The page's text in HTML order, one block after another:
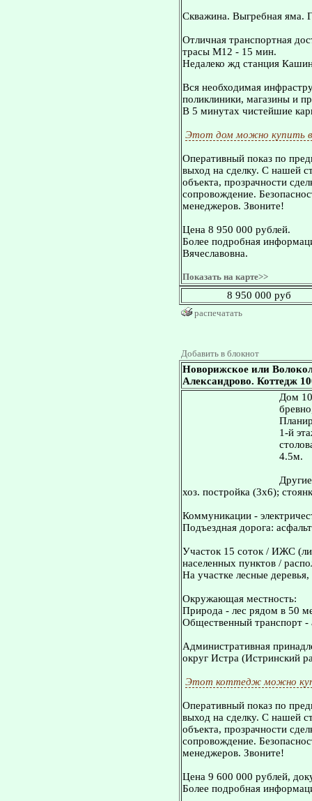
Скважина. Выгребная яма.
Отличная транспортная
трасы М12 - 15 мин.
Недалеко жд станция
Вся необходимая
поликлиники, магазины и
В 5 минутах чистейшие
Этот дом можно купить
Оперативный показ по
выход на сделку. С нашей
объекта, прозрачности
сопровождение.
менеджеров. Звоните!
Цена 8 950 000 рублей.
Более подробная
Вячеславовна.
Показать на карте>>
8 950 000 руб
распечатать
Добавить в блокнот
Новорижское или
Александрово. Коттедж
Дом
1-й
4.5м.
хоз. постройка (3х6);
Коммуникации -
Подъездная дорога:
Участок 15 соток / ИЖС
населенных пунктов /
На участке лесные
Окружающая местность:
Природа - лес рядом в 50
Общественный транспорт -
Административная
округ Истра (Истринский
Этот коттедж можно
Оперативный показ по
выход на сделку. С нашей
объекта, прозрачности
сопровождение.
менеджеров. Звоните!
Цена 9 600 000 рублей,
Более подробная